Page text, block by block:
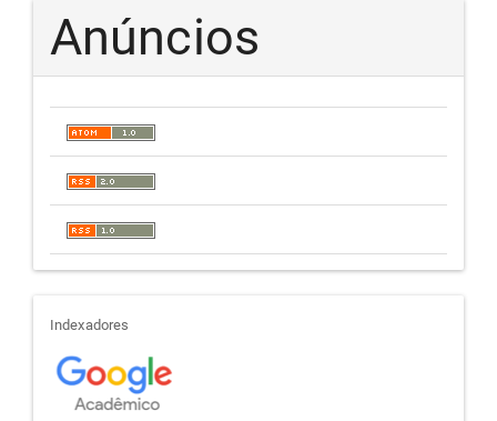
Anúncios
indexadores
Indexadores